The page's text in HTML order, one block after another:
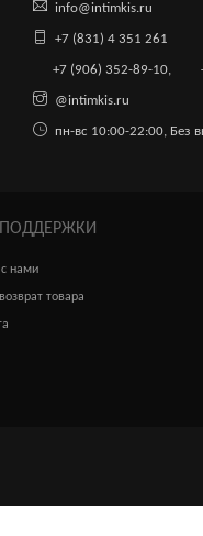
info@intimkis.ru
+7 (831) 4 351 261
+7 (906) 352-89-10,
@intimkis.ru
пн-вс 10:00-22:00, Без
с нами
товара